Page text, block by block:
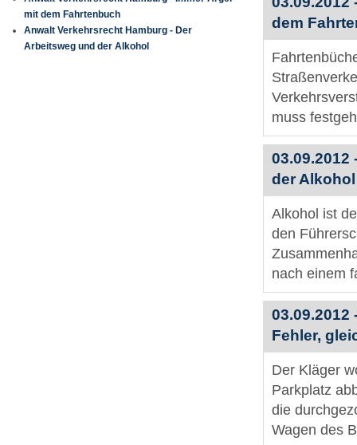
mit dem Fahrtenbuch
Anwalt Verkehrsrecht Hamburg - Der
Arbeitsweg und der Alkohol
dem
muss
der Alkohol
Alkohol ist
den
nach einem
03.09.2012
Fehler,
Der Kläger
Parkplatz
die
Wagen des